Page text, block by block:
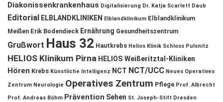
Diakonissenkrankenhaus Digitalisierung Dr. Katja Scarlett Daub
Editorial ELBLANDKLINIKEN Elblandklinikum Elblandklinikum
Meißen Erik Bodendieck Ernährung Gesundheitszentrum
Grußwort Haus 32 Hautkrebs Helios Klinik Schloss Pulsnitz
HELIOS Klinikum Pirna HELIOS Weißeritztal-Kliniken
Hören Krebs Künstliche Intelligenz NCT NCT/UCC Neues Operatives
Zentrum Neurologie Operatives Zentrum Pflege Prof. Albrecht
Prof. Andreas Böhm Prävention Sehen St. Joseph-Stift Dresden